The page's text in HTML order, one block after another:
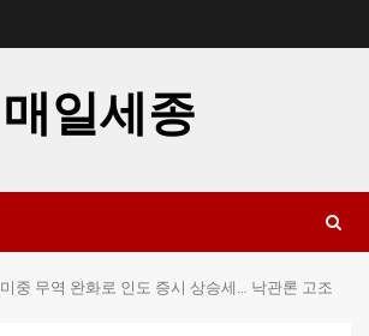
매일세종
미중 무역 완화로 인도 증시 상승세… 낙관론 고조